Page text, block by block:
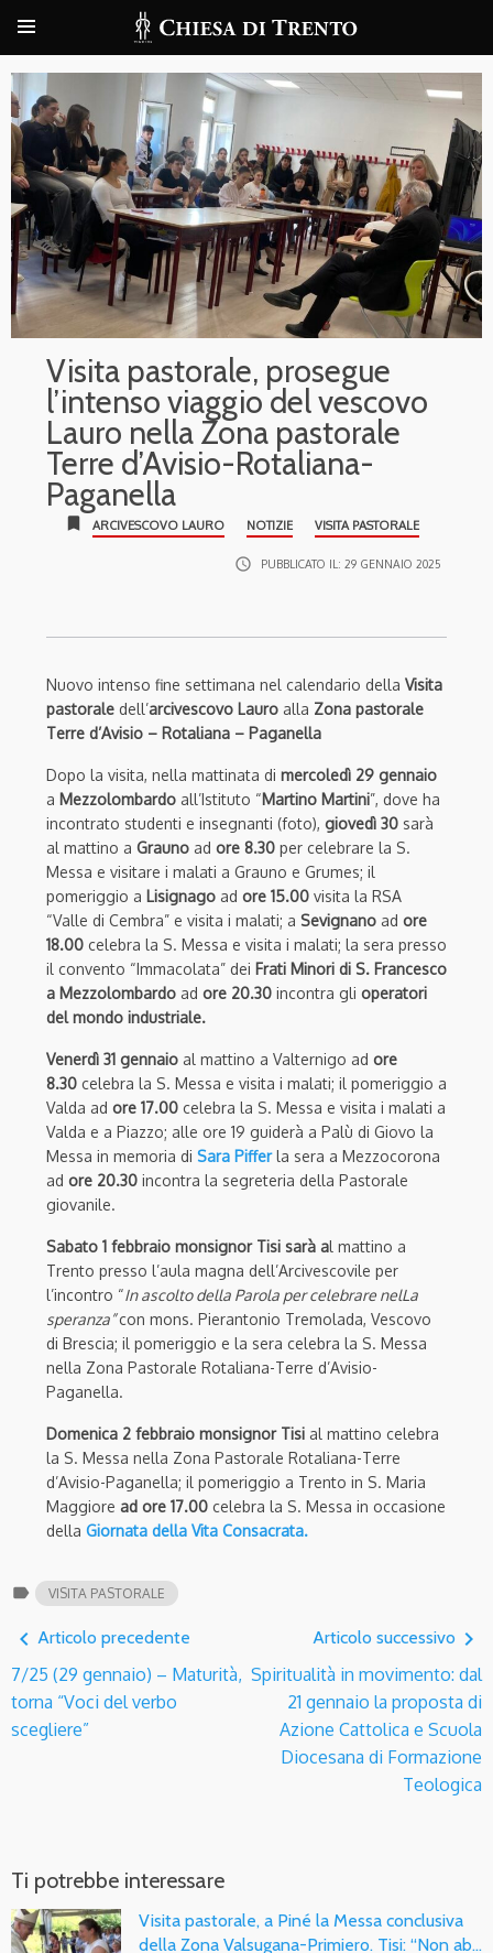
Visita pastorale, prosegue
l’intenso viaggio del vescovo
Lauro nella Zona pastorale
Terre d’Avisio-Rotaliana-
Paganella
bookmark ARCIVESCOVO LAURO NOTIZIE VISITA PASTORALE
access_time PUBBLICATO IL: 29 GENNAIO 2025
Nuovo intenso fine settimana nel calendario della Visita
pastorale dell’arcivescovo Lauro alla Zona pastorale
Terre d’Avisio – Rotaliana – Paganella
Dopo la visita, nella mattinata di mercoledì 29 gennaio
a Mezzolombardo all’Istituto “Martino Martini”, dove ha
incontrato studenti e insegnanti (foto), giovedì 30 sarà
al mattino a Grauno ad ore 8.30 per celebrare la S.
Messa e visitare i malati a Grauno e Grumes; il
pomeriggio a Lisignago ad ore 15.00 visita la RSA
“Valle di Cembra” e visita i malati; a Sevignano ad ore
18.00 celebra la S. Messa e visita i malati; la sera presso
il convento “Immacolata” dei Frati Minori di S. Francesco
a Mezzolombardo ad ore 20.30 incontra gli operatori
del mondo industriale.
Venerdì 31 gennaio al mattino a Valternigo ad ore
8.30 celebra la S. Messa e visita i malati; il pomeriggio a
Valda ad ore 17.00 celebra la S. Messa e visita i malati a
Valda e a Piazzo; alle ore 19 guiderà a Palù di Giovo la
Messa in memoria di Sara Piffer la sera a Mezzocorona
ad ore 20.30 incontra la segreteria della Pastorale
giovanile.
Sabato 1 febbraio monsignor Tisi sarà al mattino a
Trento presso l’aula magna dell’Arcivescovile per
l’incontro “In ascolto della Parola per celebrare nelLa
speranza”con mons. Pierantonio Tremolada, Vescovo
di Brescia; il pomeriggio e la sera celebra la S. Messa
nella Zona Pastorale Rotaliana-Terre d’Avisio-
Paganella.
Domenica 2 febbraio monsignor Tisi al mattino celebra
la S. Messa nella Zona Pastorale Rotaliana-Terre
d’Avisio-Paganella; il pomeriggio a Trento in S. Maria
Maggiore ad ore 17.00 celebra la S. Messa in occasione
della Giornata della Vita Consacrata.
label VISITA PASTORALE
navigate_before Articolo precedente
7/25 (29 gennaio) – Maturità,
torna “Voci del verbo
scegliere”
Articolo successivo navigate_next
Spiritualità in movimento: dal
21 gennaio la proposta di
Azione Cattolica e Scuola
Diocesana di Formazione
Teologica
Ti potrebbe interessare
Visita pastorale, a Piné la Messa conclusiva
della Zona Valsugana-Primiero. Tisi: “Non ab…